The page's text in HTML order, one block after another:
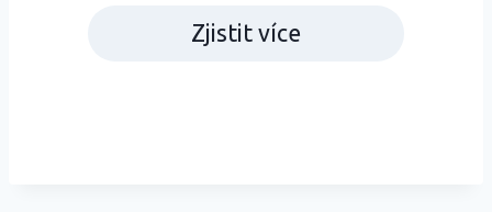
Zjistit více